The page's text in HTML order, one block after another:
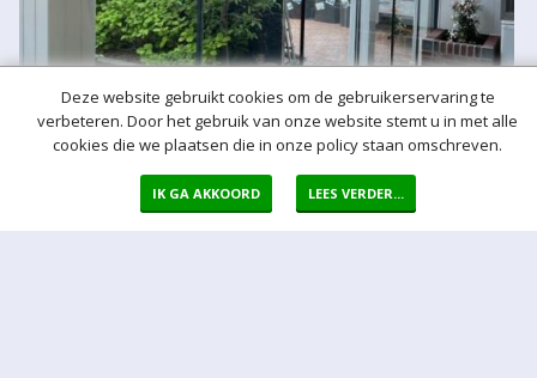
Deze website gebruikt cookies om de gebruikerservaring te
verbeteren. Door het gebruik van onze website stemt u in met alle
cookies die we plaatsen die in onze policy staan omschreven.
IK GA AKKOORD LEES VERDER...